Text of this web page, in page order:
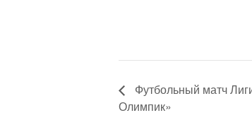
Футбольный матч
Олимпик»